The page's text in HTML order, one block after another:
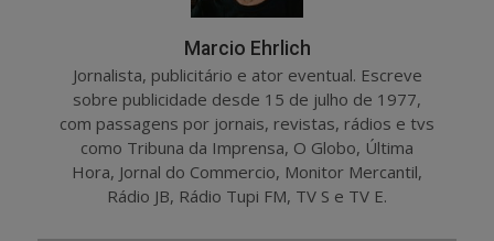
Marcio Ehrlich
Jornalista, publicitário e ator eventual. Escreve
sobre publicidade desde 15 de julho de 1977,
com passagens por jornais, revistas, rádios e tvs
como Tribuna da Imprensa, O Globo, Última
Hora, Jornal do Commercio, Monitor Mercantil,
Rádio JB, Rádio Tupi FM, TV S e TV E.